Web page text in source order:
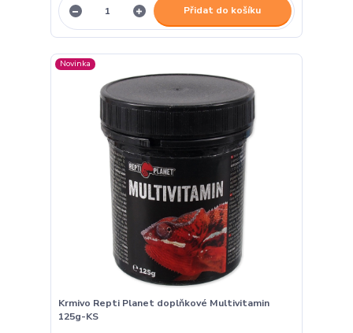
Přidat do košíku
Novinka
Krmivo Repti Planet doplňkové Multivitamin
125g-KS